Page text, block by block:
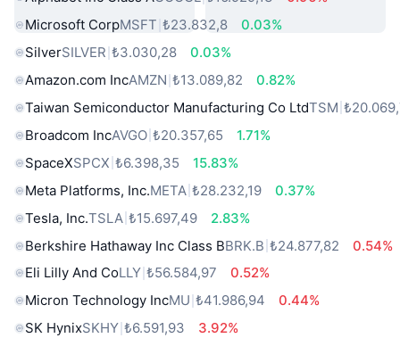
Microsoft CorpMSFT ₺23.832,8
0.03%
SilverSILVER ₺3.030,28
0.03%
Amazon.com IncAMZN ₺13.089,82
0.82%
Taiwan Semiconductor Manufacturing Co LtdTSM
Broadcom IncAVGO ₺20.357,65
1.71%
SpaceXSPCX ₺6.398,35
15.83%
Meta Platforms, Inc.META ₺28.232,19
0.37%
Tesla, Inc.TSLA ₺15.697,49
2.83%
Berkshire Hathaway Inc Class BBRK.B ₺24.877,82
0.54%
Eli Lilly And CoLLY ₺56.584,97
0.52%
Micron Technology IncMU ₺41.986,94
0.44%
SK HynixSKHY ₺6.591,93
3.92%